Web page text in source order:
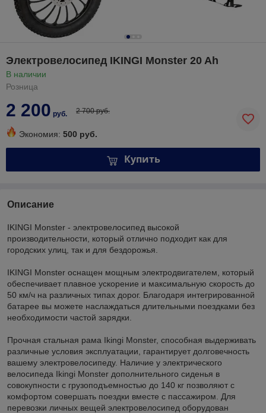
Электровелосипед IKINGI Monster 20 Ah
В наличии
Розница
2 200 руб. 2 700 руб.
Экономия: 500 руб.
Купить
Описание
IKINGI Monster - электровелосипед высокой
производительности, который отлично подходит как для
городских улиц, так и для бездорожья.
IKINGI Monster оснащен мощным электродвигателем, который
обеспечивает плавное ускорение и максимальную скорость до
50 км/ч на различных типах дорог. Благодаря интегрированной
батарее вы можете наслаждаться длительными поездками без
необходимости частой зарядки.
Прочная стальная рама Ikingi Monster, способная выдерживать
различные условия эксплуатации, гарантирует долговечность
вашему электровелосипеду. Наличие у электрического
велосипеда Ikingi Monster дополнительного сиденья в
совокупности с грузоподъемностью до 140 кг позволяют с
комфортом совершать поездки вместе с пассажиром. Для
перевозки личных вещей электровелосипед оборудован